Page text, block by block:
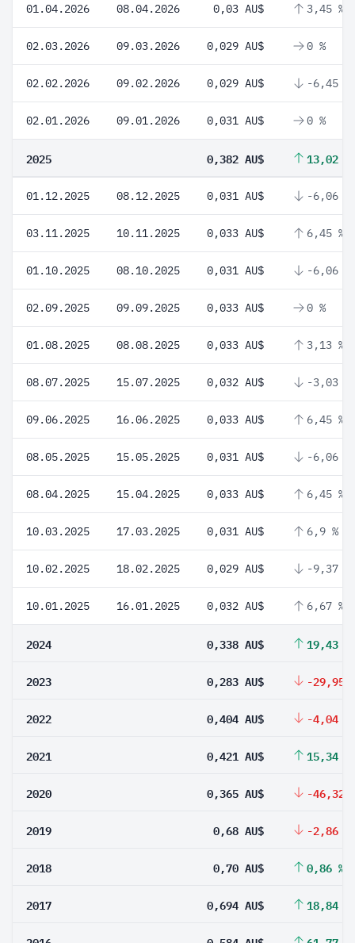
01.04.2026 08.04.2026 0,03 AU$ 3,45 %
02.03.2026 09.03.2026 0,029 AU$ 0 %
02.02.2026 09.02.2026 0,029 AU$ -6,45 %
02.01.2026 09.01.2026 0,031 AU$ 0 %
2025 0,382 AU$ 13,02 %
01.12.2025 08.12.2025 0,031 AU$ -6,06 %
03.11.2025 10.11.2025 0,033 AU$ 6,45 %
01.10.2025 08.10.2025 0,031 AU$ -6,06 %
02.09.2025 09.09.2025 0,033 AU$ 0 %
01.08.2025 08.08.2025 0,033 AU$ 3,13 %
08.07.2025 15.07.2025 0,032 AU$ -3,03 %
09.06.2025 16.06.2025 0,033 AU$ 6,45 %
08.05.2025 15.05.2025 0,031 AU$ -6,06 %
08.04.2025 15.04.2025 0,033 AU$ 6,45 %
10.03.2025 17.03.2025 0,031 AU$ 6,9 %
10.02.2025 18.02.2025 0,029 AU$ -9,37 %
10.01.2025 16.01.2025 0,032 AU$ 6,67 %
2024 0,338 AU$ 19,43 %
2023 0,283 AU$ -29,95
2022 0,404 AU$ -4,04 %
2021 0,421 AU$ 15,34 %
2020 0,365 AU$ -46,32
2019 0,68 AU$ -2,86 %
2018 0,70 AU$ 0,86 %
2017 0,694 AU$ 18,84 %